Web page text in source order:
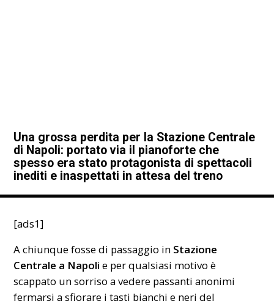
Una grossa perdita per la Stazione Centrale
di Napoli: portato via il pianoforte che
spesso era stato protagonista di spettacoli
inediti e inaspettati in attesa del treno
[ads1]
A chiunque fosse di passaggio in Stazione
Centrale a Napoli e per qualsiasi motivo è
scappato un sorriso a vedere passanti anonimi
fermarsi a sfiorare i tasti bianchi e neri del